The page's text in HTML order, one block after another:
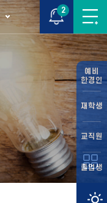
2
예비
한경인
재학생
교직원
졸업생